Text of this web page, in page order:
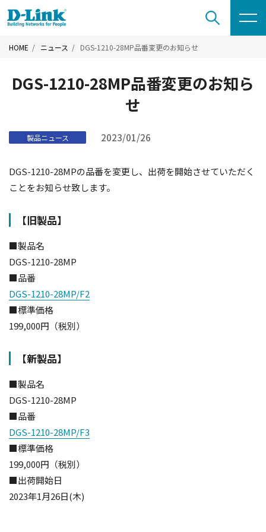
HOME ニュース DGS-1210-28MP品番変更のお知らせ
DGS-1210-28MP品番変更のお知ら
せ
製品ニュース 2023/01/26
DGS-1210-28MPの品番を変更し、出荷を開始させていただく
ことをお知らせ致します。
【旧製品】
■製品名
DGS-1210-28MP
■品番
DGS-1210-28MP/F2
■標準価格
199,000円（税別）
【新製品】
■製品名
DGS-1210-28MP
■品番
DGS-1210-28MP/F3
■標準価格
199,000円（税別）
■出荷開始日
2023年1月26日(木)